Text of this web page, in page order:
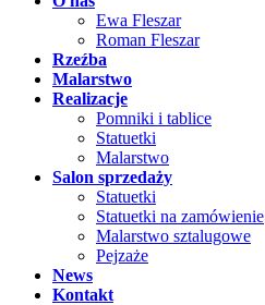
Ewa Fleszar
Roman Fleszar
Rzeźba
Malarstwo
Realizacje
Pomniki i tablice
Statuetki
Malarstwo
Salon sprzedaży
Statuetki
Statuetki na zamówienie
Malarstwo sztalugowe
Pejzaże
News
Kontakt